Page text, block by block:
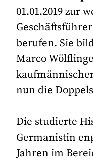
01.01.2019 zur
berufen. Sie
Marco
nun die
Die studierte
Germanistin
Jahren im